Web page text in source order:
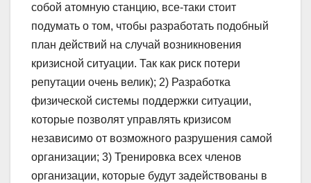
собой атомную станцию, все-таки стоит
подумать о том, чтобы разработать подобный
план действий на случай возникновения
кризисной ситуации. Так как риск потери
репутации очень велик); 2) Разработка
физической системы поддержки ситуации,
которые позволят управлять кризисом
независимо от возможного разрушения самой
организации; 3) Тренировка всех членов
организации, которые будут задействованы в